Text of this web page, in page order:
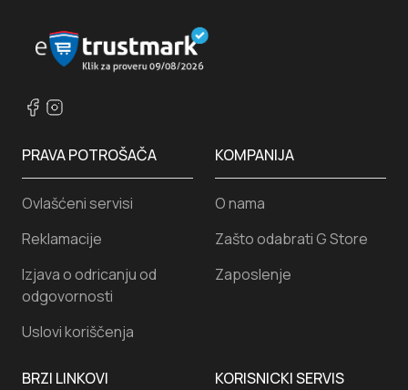
KORISNICKI SERVIS
PRAVA POTROŠAČA
Ovlašćeni servisi
Reklamacije
Izjava o odricanju od
odgovornosti
Uslovi koriščenja
KOMPANIJA
O nama
Zašto odabrati G Store
Zaposlenje
BRZI LINKOVI